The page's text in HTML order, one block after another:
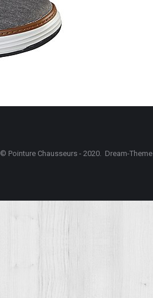
© Pointure Chausseurs - 2020. Dream-